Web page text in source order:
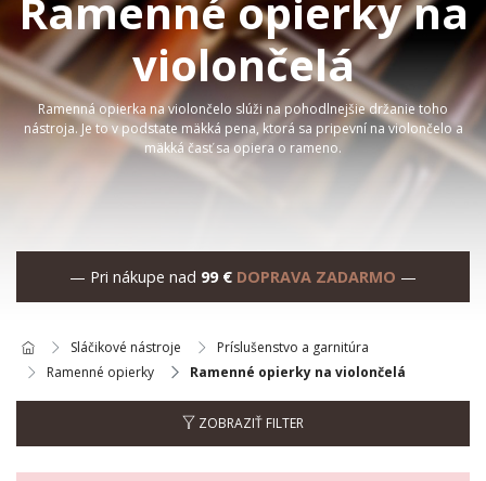
Ramenné opierky na
violončelá
Ramenná opierka na violončelo slúži na pohodlnejšie držanie toho
nástroja. Je to v podstate mäkká pena, ktorá sa pripevní na violončelo a
mäkká časť sa opiera o rameno.
— Pri nákupe nad 99 € DOPRAVA ZADARMO —
Sláčikové nástroje
Príslušenstvo a garnitúra
Ramenné opierky
Ramenné opierky na violončelá
ZOBRAZIŤ FILTER